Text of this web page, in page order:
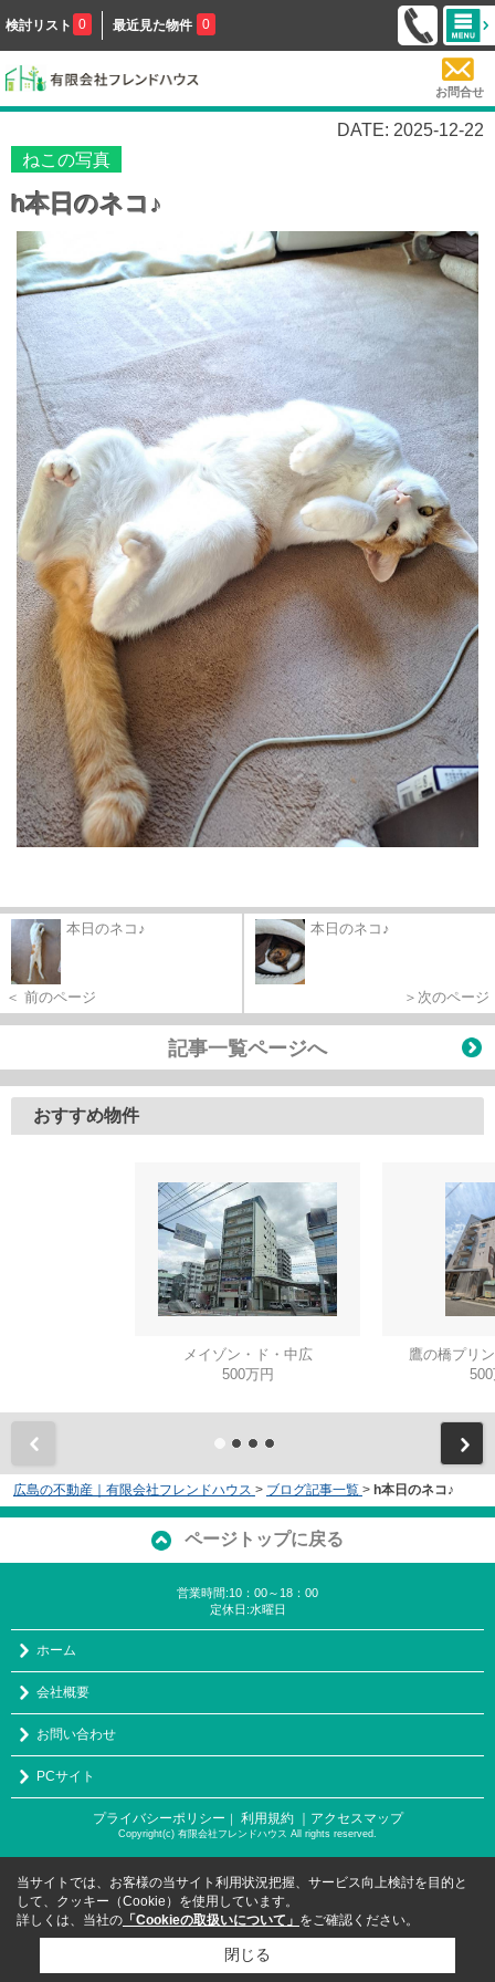
検討リスト 0 最近見た物件 0
お問合せ
DATE: 2025-12-22
ねこの写真
h本日のネコ♪
本日のネコ♪
＜ 前のページ
本日のネコ♪
＞次のページ
記事一覧ページへ
おすすめ物件
メイゾン・ド・中広
500万円
鷹の橋プリ
広島の不動産｜有限会社フレンドハウス > ブログ記事一覧 > h本日のネコ♪
ページトップに戻る
営業時間:10：00～18：00
定休日:水曜日
ホーム
会社概要
お問い合わせ
PCサイト
プライバシーポリシー ｜ 利用規約 ｜アクセスマップ
Copyright(c) 有限会社フレンドハウス All rights reserved.
当サイトでは、お客様の当サイト利用状況把握、サービス向上検討を目的と
して、クッキー（Cookie）を使用しています。
詳しくは、当社の 「Cookieの取扱いについて」 をご確認ください。
閉じる